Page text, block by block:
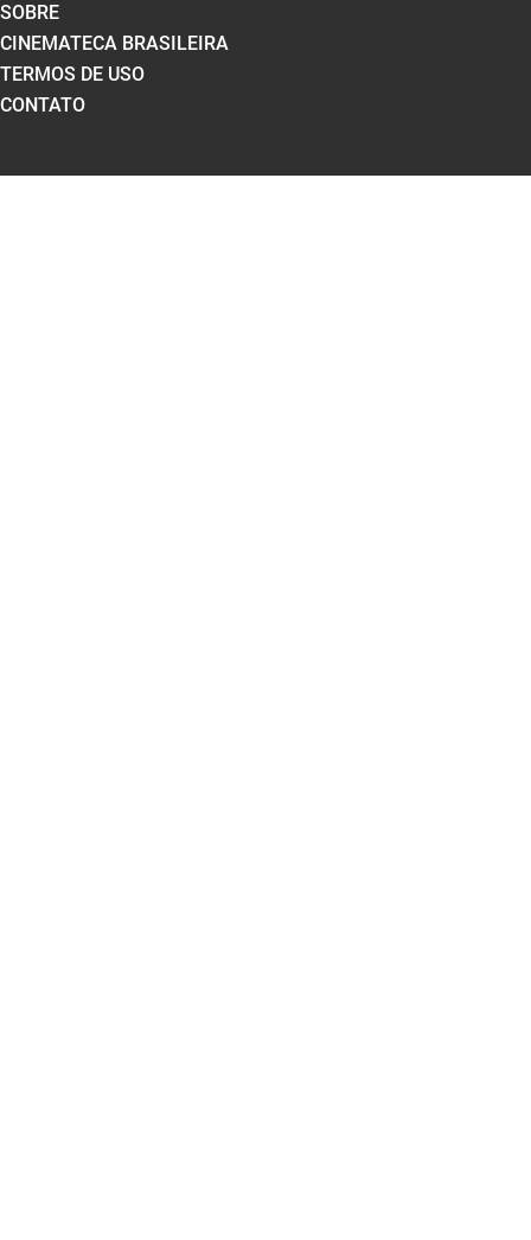
SOBRE
CINEMATECA BRASILEIRA
TERMOS DE USO
CONTATO